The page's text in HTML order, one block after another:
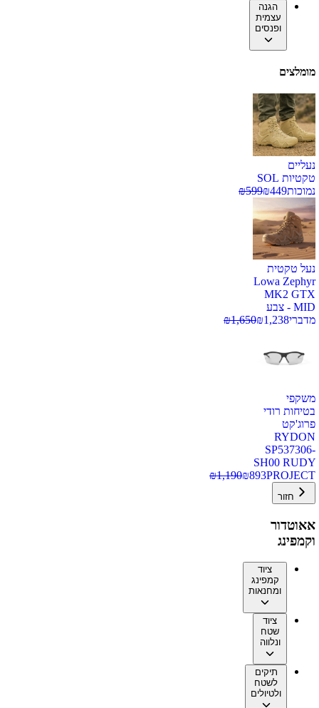
הגנה
עצמית
ופנסים
מומלצים
נעליים
טקטיות SOL
נמוכות
₪449
₪599
נעל טקטית
Lowa Zephyr
MK2 GTX
MID - צבע
מדברי
₪1,238
₪1,650
משקפי
בטיחות רודי
פרוג'קט
RYDON
SP537306-
SH00 RUDY
PROJECT
₪893
₪1,190
חזור
אאוטדור
וקמפינג
ציוד
קמפינג
ומחנאות
ציוד
שטח
ונלווה
תיקים
לשטח
ולטיולים